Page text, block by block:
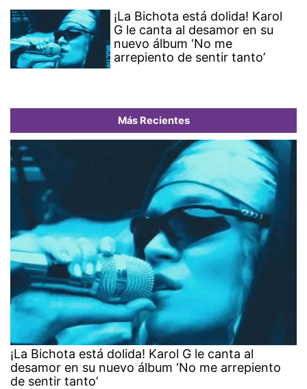
¡La Bichota está dolida! Karol
G le canta al desamor en su
nuevo álbum ‘No me
arrepiento de sentir tanto’
Más Recientes
¡La Bichota está dolida! Karol G le canta al
desamor en su nuevo álbum ‘No me arrepiento
de sentir tanto’